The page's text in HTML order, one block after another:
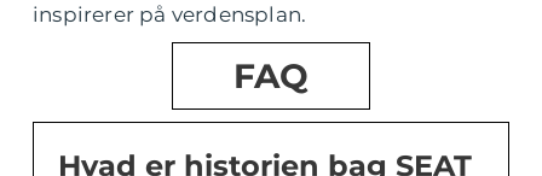
inspirerer på verdensplan.
FAQ
Hvad er historien bag SEAT